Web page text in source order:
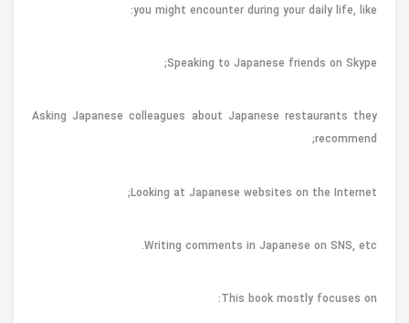
you might encounter during your daily life, like:
Speaking to Japanese friends on Skype;
Asking Japanese colleagues about Japanese restaurants they
recommend;
Looking at Japanese websites on the Internet;
Writing comments in Japanese on SNS, etc.
This book mostly focuses on: